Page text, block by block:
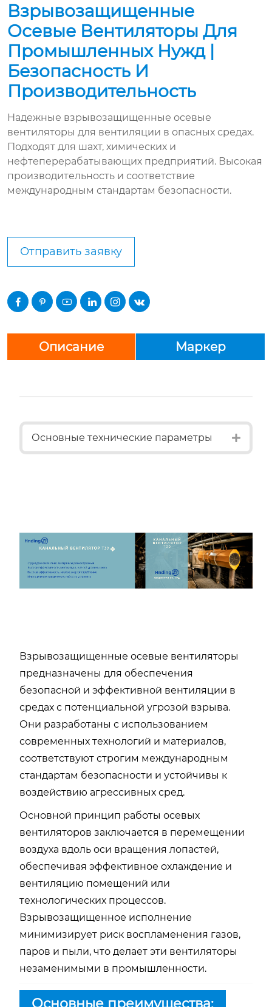
Взрывозащищенные
Осевые Вентиляторы Для
Промышленных Нужд |
Безопасность И
Производительность
Надежные взрывозащищенные осевые
вентиляторы для вентиляции в опасных средах.
Подходят для шахт, химических и
нефтеперерабатывающих предприятий. Высокая
производительность и соответствие
международным стандартам безопасности.
Отправить заявку
     
Описание Маркер
Основные технические параметры
Взрывозащищенные осевые вентиляторы
предназначены для обеспечения
безопасной и эффективной вентиляции в
средах с потенциальной угрозой взрыва.
Они разработаны с использованием
современных технологий и материалов,
соответствуют строгим международным
стандартам безопасности и устойчивы к
воздействию агрессивных сред.
Основной принцип работы осевых
вентиляторов заключается в перемещении
воздуха вдоль оси вращения лопастей,
обеспечивая эффективное охлаждение и
вентиляцию помещений или
технологических процессов.
Взрывозащищенное исполнение
минимизирует риск воспламенения газов,
паров и пыли, что делает эти вентиляторы
незаменимыми в промышленности.
Основные преимущества: